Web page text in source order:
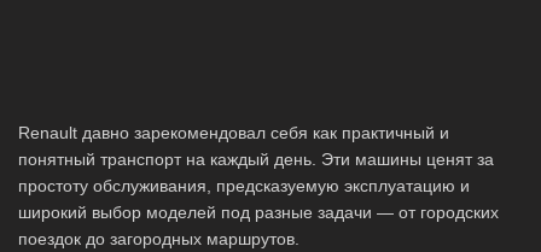
Renault давно зарекомендовал себя как практичный и
понятный транспорт на каждый день. Эти машины ценят за
простоту обслуживания, предсказуемую эксплуатацию и
широкий выбор моделей под разные задачи — от городских
поездок до загородных маршрутов.